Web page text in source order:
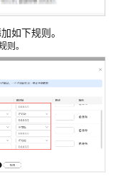
如下规则。
则。